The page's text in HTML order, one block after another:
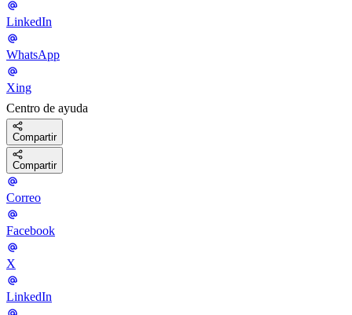
LinkedIn
WhatsApp
Xing
Centro de ayuda
Compartir
Compartir
Correo
Facebook
X
LinkedIn